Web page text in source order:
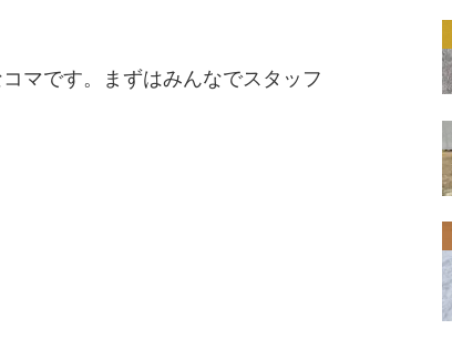
マです。まずはみんなでスタッフ